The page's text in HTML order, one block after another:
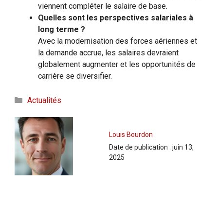
viennent compléter le salaire de base.
Quelles sont les perspectives salariales à
long terme ?
Avec la modernisation des forces aériennes et
la demande accrue, les salaires devraient
globalement augmenter et les opportunités de
carrière se diversifier.
Catégories
Actualités
Louis Bourdon
Date de publication : juin 13,
2025